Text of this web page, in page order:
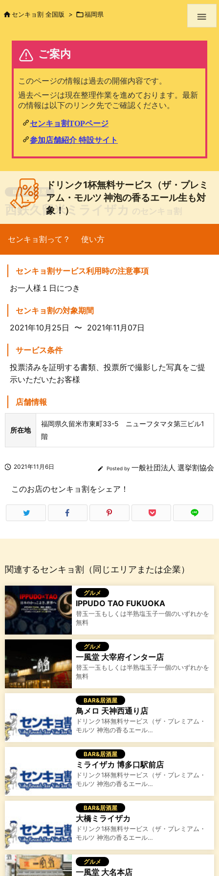

センキョ割 全国版 > 福岡県
BAR&居酒屋
西鉄久留米ミライザカ
ドリンク1杯無料サービス（ザ・プレミ
アム・モルツ 神泡の香るエール生も対
象！）
センキョ割って？ 使い方
センキョ割サービス利用時の注意事項
お一人様１日につき
センキョ割の対象期間
2021年10月25日 〜 2021年11月07日
サービス条件
投票済みを証明する書類、投票所で撮影した写真をご提
示いただいたお客様
店舗情報
所在地
福岡県久留米市東町33-5 ニューフタマタ第三ビル1
階
 2021年11月6日  Posted by 一般社団法人 選挙割協会
このお店のセンキョ割をシェア！
関連するセンキョ割（同じエリアまたは企業）
グルメ
IPPUDO TAO FUKUOKA
替玉一玉もしくは半熟塩玉子一個のいずれかを
無料
グルメ
一風堂 大宰府インター店
替玉一玉もしくは半熟塩玉子一個のいずれかを
無料
BAR&居酒屋
鳥メロ 天神西通り店
ドリンク1杯無料サービス（ザ・プレミアム・
モルツ 神泡の香るエール…
BAR&居酒屋
ミライザカ 博多口駅前店
ドリンク1杯無料サービス（ザ・プレミアム・
モルツ 神泡の香るエール…
BAR&居酒屋
大橋ミライザカ
ドリンク1杯無料サービス（ザ・プレミアム・
モルツ 神泡の香るエール…
グルメ
一風堂 大名本店